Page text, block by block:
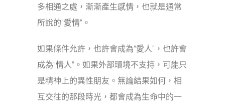
多相通之處，漸漸產生感情，也就是通常
所說的“愛情”。
如果條件允許，也許會成為“愛人”，也許會
成為“情人”。如果外部環境不支持，可能只
是精神上的異性朋友。無論結果如何，相
互交往的那段時光，都會成為生命中的一